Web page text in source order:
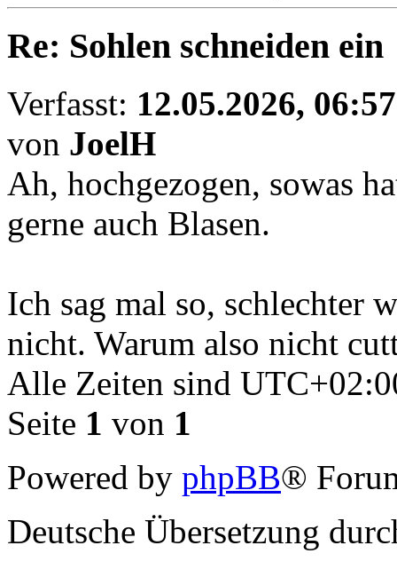
Re: Sohlen schneiden ein
Verfasst: 12.05.2026, 06:57
von JoelH
Ah, hochgezogen, sowas
gerne auch Blasen.
Ich sag mal so, schlechter
nicht. Warum also nicht
Alle Zeiten sind
Seite 1 von 1
Powered by phpBB®
Deutsche Übersetzung